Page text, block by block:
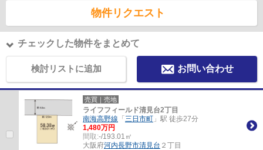
物件リクエスト
チェックした物件をまとめて
検討リストに追加 お問い合わせ
売買｜売地
ライフフィールド清見台2丁目
南海高野線 「 三日市町 」駅 徒歩27分
1,480万円
間取:-/193.01㎡
大阪府河内長野市清見台 ２丁目